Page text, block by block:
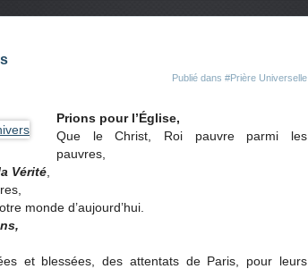
Publié dans #Prière Universelle
Prions pour l’Église,
Que le Christ, Roi pauvre parmi les
pauvres,
Vérité
monde d’aujourd’hui.
et blessées, des attentats de Paris, pour leurs